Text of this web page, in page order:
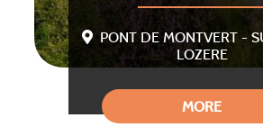
PONT DE MONTVERT -
LOZERE
MORE